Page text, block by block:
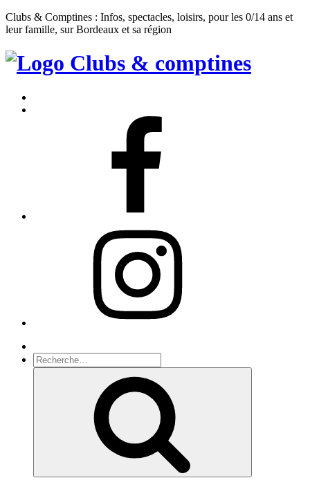
Clubs & Comptines : Infos, spectacles, loisirs, pour les 0/14 ans et
leur famille, sur Bordeaux et sa région
Clubs
Comptines
Recherche
pour